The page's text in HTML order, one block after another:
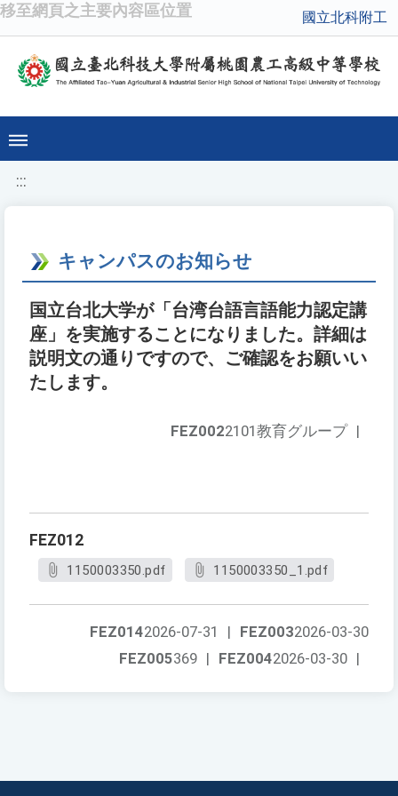
移至網頁之主要內容區位置 國立北科附工
:::
キャンパスのお知らせ
国立台北大学が「台湾台語言語能力認定講
座」を実施することになりました。詳細は
説明文の通りですので、ご確認をお願いい
たします。
FEZ0022101教育グループ |
FEZ012
1150003350.pdf 1150003350_1.pdf
FEZ0032026-03-30
FEZ0142026-07-31
|
FEZ0042026-03-30 |
FEZ005369 |